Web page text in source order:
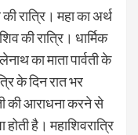
रात्रि। महा का अर्थ
की रात्रि। धार्मिक
का माता पार्वती के
के दिन रात भर
की आराधना करने से
होती है। महाशिवरात्रि